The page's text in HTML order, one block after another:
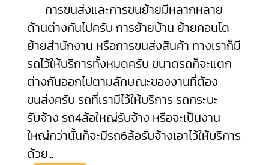
การขนส่งและการขนย้ายมีหลากหลาย
ด้านต่างกันไปครับ การย้ายบ้าน ย้ายคอนโด
ย้ายสำนักงาน หรือการขนส่งสินค้า ทางเราก็มี
รถไว้ให้บริการทั้งหมดครับ ขนาดรถก็จะแตก
ต่างกันออกไปตามลักษณะของงานที่ต้อง
ขนส่งครับ รถที่เรามีไว้ให้บริการ รถกระบะ
รับจ้าง รถ4ล้อใหญ่รับจ้าง หรือจะเป็นงาน
ใหญ่กว่านั้นก็จะมีรถ6ล้อรับจ้างเอาไว้ให้บริการ
ด้วย...